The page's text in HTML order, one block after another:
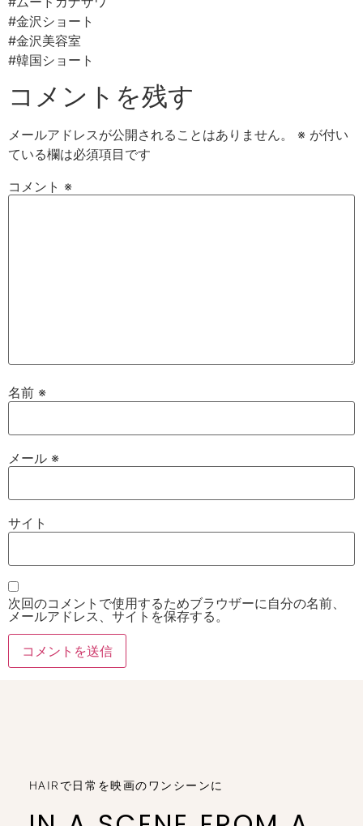
#金沢ショート
#金沢美容室⠀
#韓国ショート
コメントを残す
メールアドレスが公開されることはありません。 ※ が付い
ている欄は必須項目です
コメント ※
名前 ※
メール ※
サイト
次回のコメントで使用するためブラウザーに自分の名前、
メールアドレス、サイトを保存する。
HAIRで日常を映画のワンシーンに